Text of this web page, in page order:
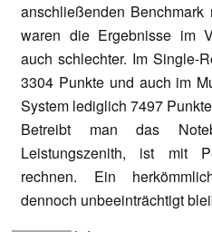
anschließenden
waren die Ergebnisse im
auch schlechter. Im Single-
3304 Punkte und auch im
System lediglich 7497
Betreibt man das
Leistungszenith, ist mit
rechnen. Ein
dennoch unbeeinträchtigt